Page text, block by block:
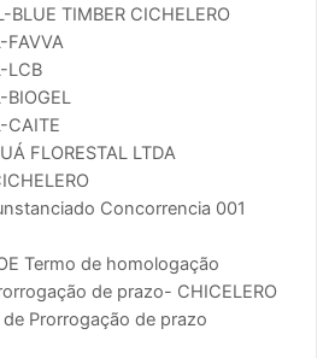
BLUE TIMBER CICHELERO
FAVVA
LCB
BIOGEL
CAITE
FLORESTAL LTDA
Concorrencia 001
Termo de homologação
de prazo- CHICELERO
Prorrogação de prazo